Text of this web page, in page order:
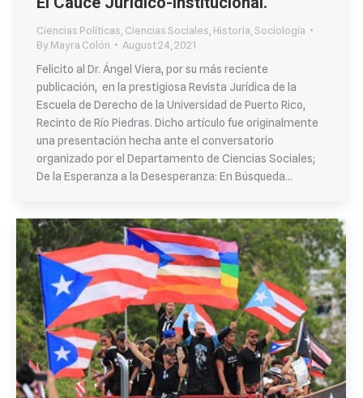
Ciencias Políticas, Ciencias Sociales, Historia,Sociología
ByMayra Colón
August 24, 2021
Felicito al Dr. Ángel Viera, por su más reciente
publicación, en la prestigiosa Revista Jurídica de la
Escuela de Derecho de la Universidad de Puerto Rico,
Recinto de Río Piedras. Dicho artículo fue originalmente
una presentación hecha ante el conversatorio
organizado por el Departamento de Ciencias Sociales;
De la Esperanza a la Desesperanza: En Búsqueda…